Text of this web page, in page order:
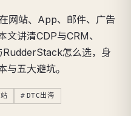
网站、App、邮件、广告
文讲清CDP与CRM、
怎么选，身
五大避坑。
DTC出海